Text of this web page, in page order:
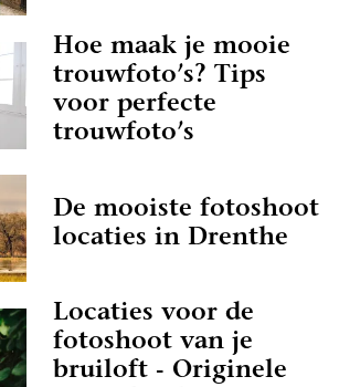
Hoe maak je mooie
trouwfoto’s? Tips
voor perfecte
trouwfoto’s
De mooiste fotoshoot
locaties in Drenthe
Locaties voor de
fotoshoot van je
bruiloft - Originele